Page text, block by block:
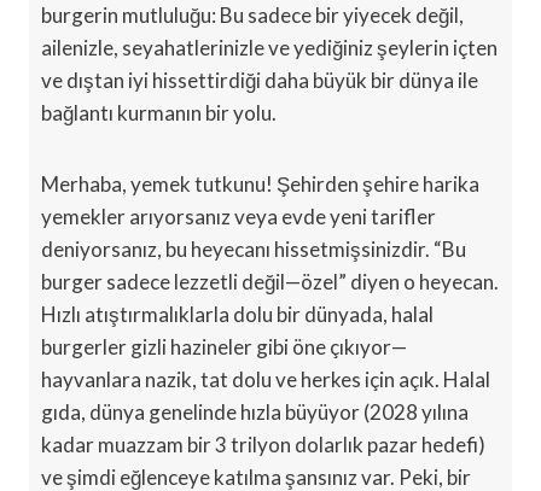
burgerin mutluluğu: Bu sadece bir yiyecek değil,
ailenizle, seyahatlerinizle ve yediğiniz şeylerin içten
ve dıştan iyi hissettirdiği daha büyük bir dünya ile
bağlantı kurmanın bir yolu.
Merhaba, yemek tutkunu! Şehirden şehire harika
yemekler arıyorsanız veya evde yeni tarifler
deniyorsanız, bu heyecanı hissetmişsinizdir. “Bu
burger sadece lezzetli değil—özel” diyen o heyecan.
Hızlı atıştırmalıklarla dolu bir dünyada, halal
burgerler gizli hazineler gibi öne çıkıyor—
hayvanlara nazik, tat dolu ve herkes için açık. Halal
gıda, dünya genelinde hızla büyüyor (2028 yılına
kadar muazzam bir 3 trilyon dolarlık pazar hedefi)
ve şimdi eğlenceye katılma şansınız var. Peki, bir